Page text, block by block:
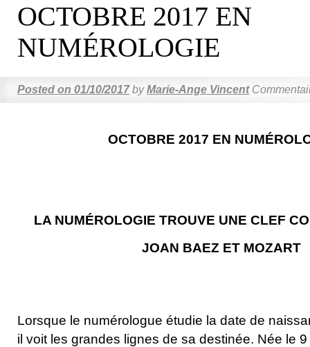
OCTOBRE 2017 EN
NUMÉROLOGIE
Posted on 01/10/2017 by Marie-Ange Vincent
OCTOBRE 2017 EN
LA NUMÉROLOGIE TROUVE UNE CLEF
JOAN BAEZ ET MOZART
Lorsque le numérologue étudie la date de
il voit les grandes lignes de sa destinée. Née le